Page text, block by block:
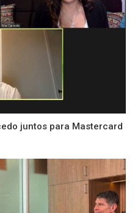
juntos para Mastercard